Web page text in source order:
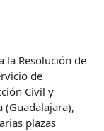
la Resolución de
de
Civil y
(Guadalajara),
plazas